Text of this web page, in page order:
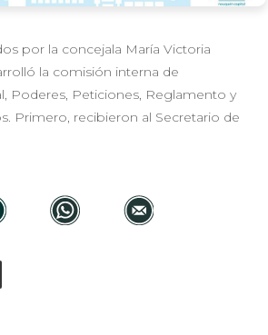
por la concejala María Victoria
la comisión interna de
Poderes, Peticiones, Reglamento y
Primero, recibieron al Secretario de